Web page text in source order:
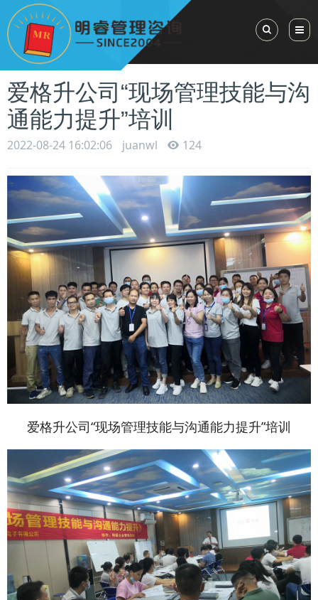
Toggle
爱格升公司“现场管理技能与沟
通能力提升”培训
2022-08-24 16:02:06 juanwl 124
爱格升公司“现场管理技能与沟通能力提升”培训